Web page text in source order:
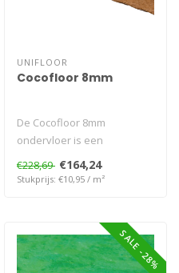
UNIFLOOR
Cocofloor 8mm
De Cocofloor 8mm
ondervloer is een
milieuvriendelijke oplossing
voor contactgelu..
€228,69 €164,24
Stukprijs: €10,95 / m²
SALE -28%